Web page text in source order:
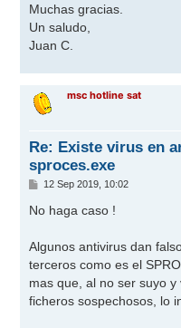
Muchas gracias.
Un saludo,
Juan C.
msc hotline sat
Re: Existe virus en
sproces.exe
M
n
s
j
e
12 Sep 2019, 10:02
No haga caso !
Algunos antivirus dan
terceros como es el
mas que, al no ser suyo
ficheros sospechosos, lo